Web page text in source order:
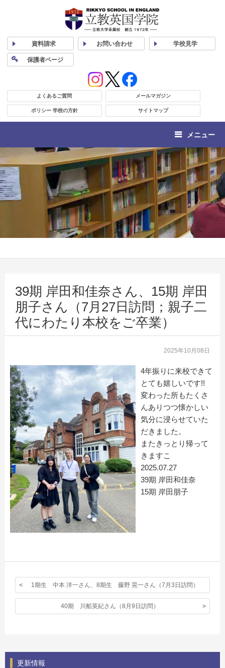
資料請求 お問い合わせ 学校見学
保護者ページ
よくあるご質問 メールマガジン
ポリシー 学校の方針 サイトマップ
メニュー
39期 岸田和佳奈さん、15期 岸田
朋子さん（7月27日訪問；親子二
代にわたり本校をご卒業）
2025年10月08日
4年振りに来校できて
とても嬉しいです!!
変わった所もたくさ
んありつつ懐かしい
気分に浸らせていた
だきま した。
またきっとり帰って
きますこ
2025.07.27
39期 岸田和佳奈
15期 岸田朋子
1期生 中本 洋一さん、8期生 藤野 晃一さん（7月3日訪問）
40期 川船英紀さん（8月9日訪問）
更新情報